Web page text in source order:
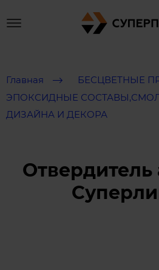
Главная
БЕСЦВЕТНЫЕ
ЭПОКСИДНЫЕ
ДИЗАЙНА И ДЕКОРА